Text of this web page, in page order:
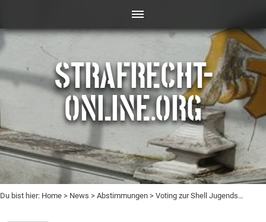
STRAFRECHT-
ONLINE.ORG
Du bist hier: Home > News > Abstimmungen > Voting zur Shell Jugends…